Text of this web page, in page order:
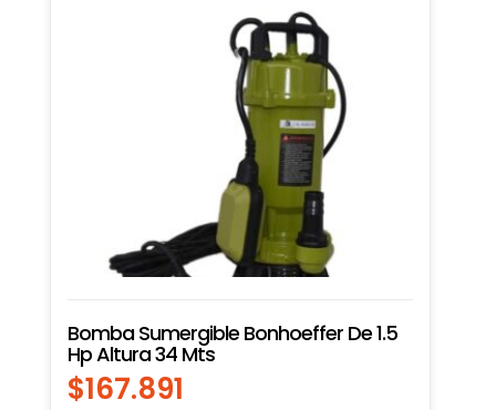
Bomba Sumergible Bonhoeffer De 1.5
Hp Altura 34 Mts
$167.891